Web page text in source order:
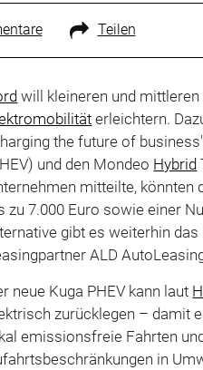
Teilen
will kleineren und
erleichtern.
the future of
und den Mondeo Hybrid
mitteilte, könnten
zu 7.000 Euro sowie einer
gibt es weiterhin
ALD
neue Kuga PHEV kann laut
zurücklegen – damit
emissionsfreie Fahrten
in